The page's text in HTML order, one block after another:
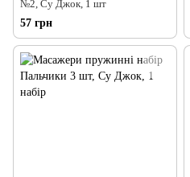
№2, Су Джок, 1 шт
57 грн